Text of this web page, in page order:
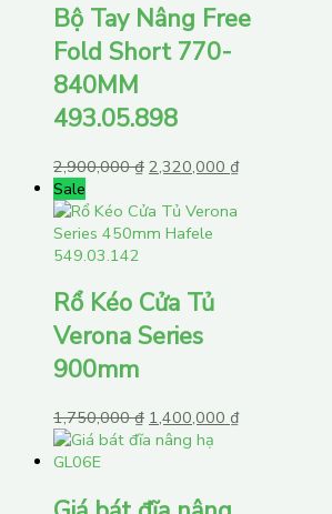
Bộ Tay Nâng Free
Fold Short 770-
840MM
493.05.898
2,900,000₫ 2,320,000 ₫
Sale
Rổ Kéo Cửa Tủ
Verona Series
900mm
1,750,000₫ 1,400,000 ₫